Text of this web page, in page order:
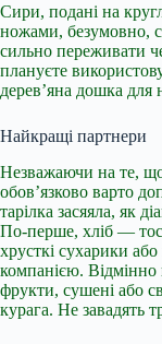
Сири, подані на
ножами, безумовно,
сильно переживати
плануєте
дерев’яна дошка для
Найкращі партнери
Незважаючи на те, що
обов’язково варто
тарілка засяяла, як
По-перше, хліб —
хрусткі сухарики
компанією. Відмінно
фрукти, сушені або
курага. Не завадять